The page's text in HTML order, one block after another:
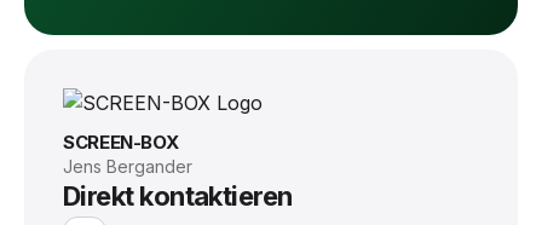
SCREEN-BOX
Jens Bergander
Direkt kontaktieren